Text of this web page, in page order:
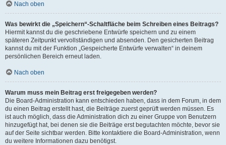
Nach oben
Was bewirkt die „Speichern“-Schaltfläche beim Schreiben eines Beitrags?
Hiermit kannst du die geschriebene Entwürfe speichern und zu einem
späteren Zeitpunkt vervollständigen und absenden. Den gesicherten Beitrag
kannst du mit der Funktion „Gespeicherte Entwürfe verwalten“ in deinem
persönlichen Bereich erneut laden.
Nach oben
Warum muss mein Beitrag erst freigegeben werden?
Die Board-Administration kann entschieden haben, dass in dem Forum, in dem
du einen Beitrag erstellt hast, die Beiträge zuerst geprüft werden müssen. Es
ist auch möglich, dass die Administration dich zu einer Gruppe von Benutzern
hinzugefügt hat, bei denen sie die Beiträge erst begutachten möchte, bevor sie
auf der Seite sichtbar werden. Bitte kontaktiere die Board-Administration, wenn
du weitere Informationen dazu benötigst.